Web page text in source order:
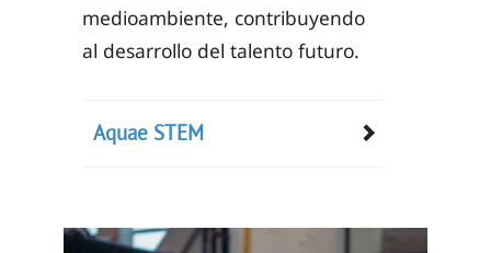
medioambiente, contribuyendo
al desarrollo del talento futuro.
Aquae STEM